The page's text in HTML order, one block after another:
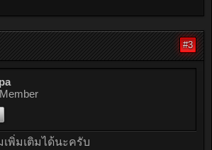
#3
พิ่มเติมได้นะครับ